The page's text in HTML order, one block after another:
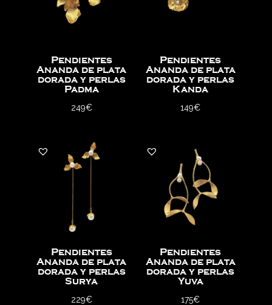
Pendientes
Ananda de plata
dorada y perlas
Padma
249€
Pendientes
Ananda de plata
dorada y perlas
Kanda
149€
Pendientes
Ananda de plata
dorada y perlas
Surya
229€
Pendientes
Ananda de plata
dorada y perlas
Yuva
175€